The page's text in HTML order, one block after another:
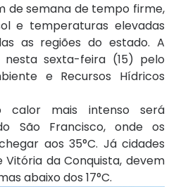
de semana de tempo firme,
e temperaturas elevadas
as regiões do estado. A
nesta sexta-feira (15) pelo
e Recursos Hídricos
calor mais intenso será
São Francisco, onde os
aos 35°C. Já cidades
Vitória da Conquista, devem
abaixo dos 17°C.